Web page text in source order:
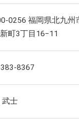
0256 福岡県北九州
町3丁目16−11
8367
武士